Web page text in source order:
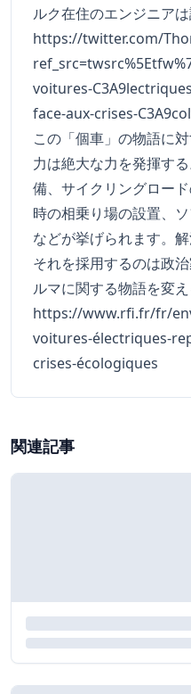
ルク在住のエンジニアは
https://twitter.com/
voitures-
face-aux-crises-
この「個車」の物語に
力は絶大な力を発揮す
備、サイクリングロー
時の相乗り場の設置、
などが挙げられます。
それを採用するのは政
ルマに関する物語を変
https://www.rfi.fr/fr/
voitures-électriques-
crises-écologiques
関連記事